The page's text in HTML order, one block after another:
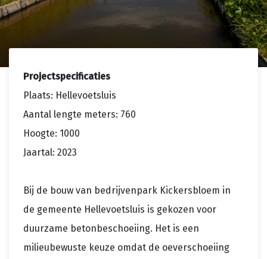
Projectspecificaties
Plaats: Hellevoetsluis
Aantal lengte meters: 760
Hoogte: 1000
Jaartal: 2023
Bij de bouw van bedrijvenpark Kickersbloem in
de gemeente Hellevoetsluis is gekozen voor
duurzame betonbeschoeiing. Het is een
milieubewuste keuze omdat de oeverschoeiing